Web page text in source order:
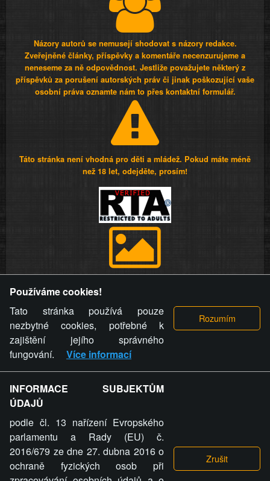
Názory autorů se nemusejí shodovat s názory redakce.
Zveřejněné články, příspěvky a komentáře necenzurujeme a
neneseme za ně odpovědnost. Jestliže považujete některý z
příspěvků za porušení autorských práv či jinak poškozující vaše
osobní práva oznamte nám to přes kontaktní formulář.
Táto stránka není vhodná pro děti a mládež. Pokud máte méně
než 18 let, odejděte, prosím!
videa a komentáře. Osoba, které se toto opatření provozovatele
stránky týče, ani osoba, která umístila fotografii nebo video na
stránku, nemůže z důvodu odstranění fotografie, videa nebo
komentáře pro výše uvedenou okolnost uplatnit vůči
provozovateli stránky žádný nárok na náhradu škody nebo
nemajetkové újmy.
ZVRÁCENÝ.CZ - Svět není zvrácenej. To jen
ty lidi...
Používáme cookies!
Tato stránka používá pouze
nezbytné cookies, potřebné k
zajištění jejího správného
fungování.
Více informací
INFORMACE SUBJEKTŮM
ÚDAJŮ
podle čl. 13 nařízení Evropského
parlamentu a Rady (EU) č.
2016/679 ze dne 27. dubna 2016 o
ochraně fyzických osob při